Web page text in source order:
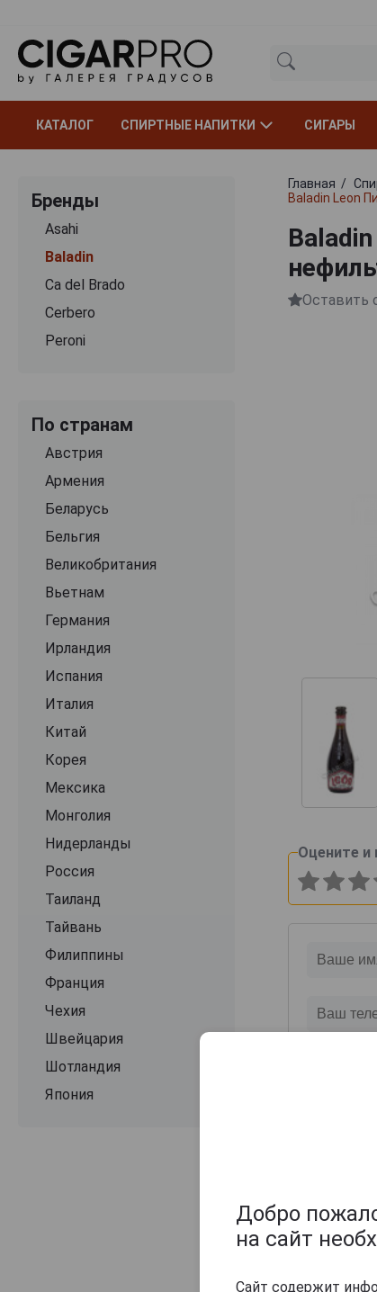
КАТАЛОГ СПИРТНЫЕ НАПИТКИ СИГАРЫ
Бренды
Asahi
Baladin
Ca del Brado
Cerbero
Peroni
По странам
Австрия
Армения
Беларусь
Бельгия
Великобритания
Вьетнам
Германия
Ирландия
Испания
Италия
Китай
Корея
Мексика
Монголия
Нидерланды
Россия
Таиланд
Тайвань
Филиппины
Франция
Чехия
Швейцария
Шотландия
Япония
Главная
Baladin Leon
Оставить
Оцените и
Добро
на сайт
Сайт содержит